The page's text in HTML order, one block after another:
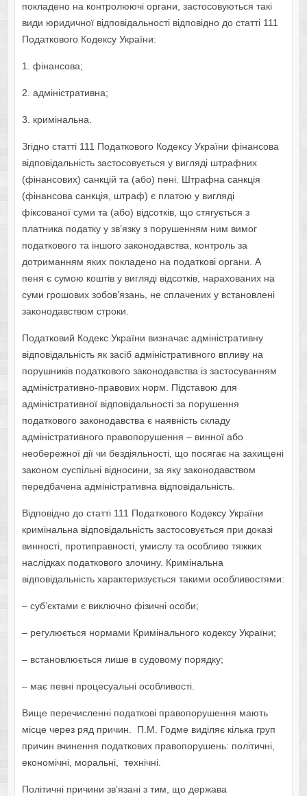
покладено на контролюючі органи, застосовуються такі
види юридичної відповідальності відповідно до статті 111
Податкового Кодексу України:
1. фінансова;
2. адміністративна;
3. кримінальна.
Згідно статті 111 Податкового Кодексу України фінансова
відповідальність застосовується у вигляді штрафних
(фінансових) санкцій та (або) пені. Штрафна санкція
(фінансова санкція, штраф) є платою у вигляді
фіксованої суми та (або) відсотків, що стягується з
платника податку у зв’язку з порушенням ним вимог
податкового та іншого законодавства, контроль за
дотриманням яких покладено на податкові органи. А
пеня є сумою коштів у вигляді відсотків, нарахованих на
суми грошових зобов’язань, не сплачених у встановлені
законодавством строки.
Податковий Кодекс України визначає адміністративну
відповідальність як засіб адміністративного впливу на
порушників податкового законодавства із застосуванням
адміністративно-правових норм. Підставою для
адміністративної відповідальності за порушення
податкового законодавства є наявність складу
адміністративного правопорушення – винної або
необережної дії чи бездіяльності, що посягає на захищені
законом суспільні відносини, за яку законодавством
передбачена адміністративна відповідальність.
Відповідно до статті 111 Податкового Кодексу України
кримінальна відповідальність застосовується при доказі
винності, протиправності, умислу та особливо тяжких
наслідках податкового злочину. Кримінальна
відповідальність характеризується такими особливостями:
– суб’єктами є виключно фізичні особи;
– регулюється нормами Кримінального кодексу України;
– встановлюється лише в судовому порядку;
– має певні процесуальні особливості.
Вище перечисленні податкові правопорушення мають
місце через ряд причин. П.М. Годме виділяє кілька груп
причин вчинення податкових правопорушень: політичні,
економічні, моральні, технічні.
Політичні причини зв’язані з тим, що держава